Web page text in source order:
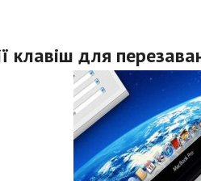
клавіш для